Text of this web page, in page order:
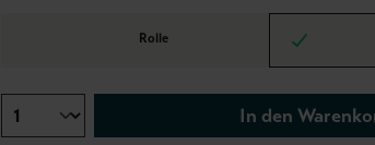
Rolle
In den